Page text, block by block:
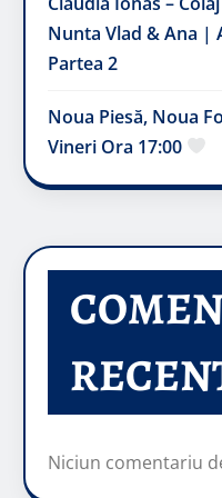
Nunta Vlad & Ana |
Partea 2
Noua Piesă, Noua
Vineri Ora 17:00
Niciun comentariu